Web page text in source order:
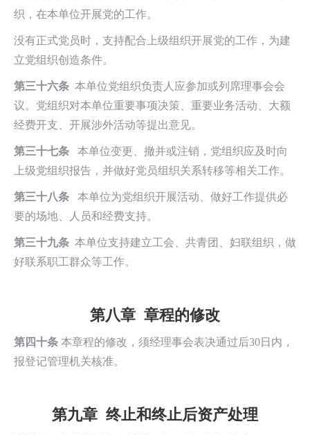
织，在本单位开展党的工作。
没有正式党员时，支持配合上级组织开展党的工作，为建
立党组织创造条件。
第三十六条 本单位党组织负责人应参加或列席理事会会
议。党组织对本单位重要事项决策、重要业务活动、大额
经费开支、开展涉外活动等提出意见。
第三十七条 本单位变更、撤并或注销，党组织应及时向
上级党组织报告，并做好党员组织关系转移等相关工作。
第三十八条 本单位为党组织开展活动、做好工作提供必
要的场地、人员和经费支持。
第三十九条 本单位支持建立工会、共青团、妇联组织，做
好联系职工群众等工作。
第八章 章程的修改
第四十条 本章程的修改，须经理事会表决通过后30日内，
报登记管理机关核准。
第九章 终止和终止后资产处理